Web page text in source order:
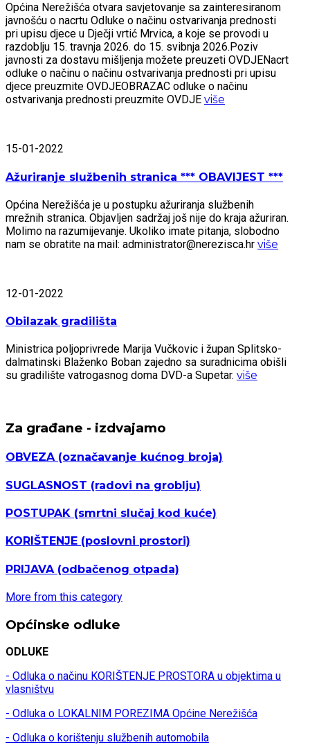
Općina Nerežišća otvara savjetovanje sa zainteresiranom
javnošću o nacrtu Odluke o načinu ostvarivanja prednosti
pri upisu djece u Dječji vrtić Mrvica, a koje se provodi u
razdoblju 15. travnja 2026. do 15. svibnja 2026.Poziv
javnosti za dostavu mišljenja možete preuzeti OVDJENacrt
odluke o načinu o načinu ostvarivanja prednosti pri upisu
djece preuzmite OVDJEOBRAZAC odluke o načinu
ostvarivanja prednosti preuzmite OVDJE više
15-01-2022
Ažuriranje službenih stranica *** OBAVIJEST ***
Općina Nerežišća je u postupku ažuriranja službenih
mrežnih stranica. Objavljen sadržaj još nije do kraja ažuriran.
Molimo na razumijevanje. Ukoliko imate pitanja, slobodno
nam se obratite na mail: administrator@nerezisca.hr više
12-01-2022
Obilazak gradilišta
Ministrica poljoprivrede Marija Vučkovic i župan Splitsko-
dalmatinski Blaženko Boban zajedno sa suradnicima obišli
su gradilište vatrogasnog doma DVD-a Supetar. više
Za građane - izdvajamo
OBVEZA(označavanje kućnog broja)
SUGLASNOST (radovi na groblju)
POSTUPAK (smrtni slučaj kod kuće)
KORIŠTENJE (poslovni prostori)
PRIJAVA (odbačenog otpada)
More from this category
Općinske odluke
ODLUKE
- Odluka o načinu KORIŠTENJE PROSTORA u objektima u
vlasništvu
- Odluka o LOKALNIM POREZIMA Općine Nerežišća
- Odluka o korištenju službenih automobila